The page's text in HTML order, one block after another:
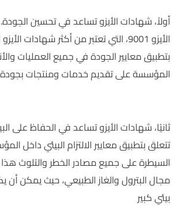
أولاً، شهادات الأيزو تساعد في تحسين
الأيزو 9001، التي تعتبر من أكثر شهادات
بتطبيق معايير الجودة في جميع العمليات
المؤسسة على تقديم خدمات ومنتجات بجودة
تتعلق بتطبيق معايير الالتزام البيئي داخل
السيطرة على جميع مصادر الخطر والتلوث
مجال البترول والغاز الطبيعي، حيث يمكن أن
بيئي كبير